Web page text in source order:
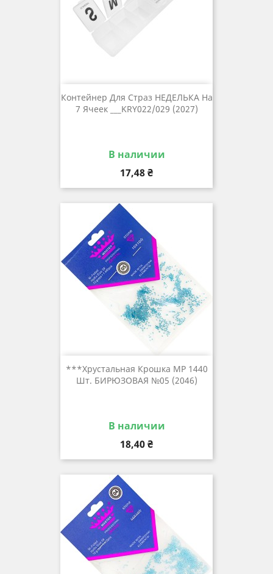
Контейнер Для Страз НЕДЕЛЬКА На
7 Ячеек ___KRY022/029 (2027)
В наличии
Цена
17,48 ₴
***Хрустальная Крошка MP 1440
Шт. БИРЮЗОВАЯ №05 (2046)
В наличии
Цена
18,40 ₴